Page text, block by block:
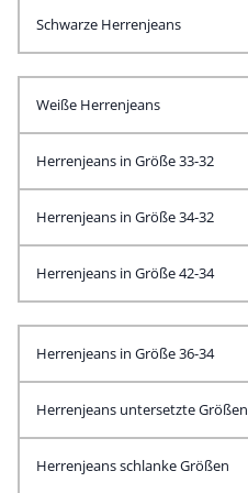
Schwarze Herrenjeans
Weiße Herrenjeans
Herrenjeans in Größe 33-32
Herrenjeans in Größe 34-32
Herrenjeans in Größe 42-34
Herrenjeans in Größe 36-34
Herrenjeans untersetzte Größen
Herrenjeans schlanke Größen